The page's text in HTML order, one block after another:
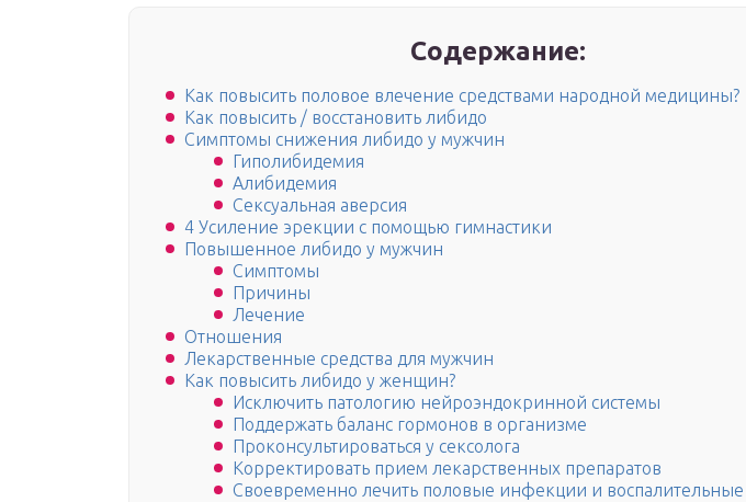
Содержание:
Как повысить половое влечение средствами народной медицины?
Как повысить / восстановить либидо
Симптомы снижения либидо у мужчин
Гиполибидемия
Алибидемия
Сексуальная аверсия
4 Усиление эрекции с помощью гимнастики
Повышенное либидо у мужчин
Симптомы
Причины
Лечение
Отношения
Лекарственные средства для мужчин
Как повысить либидо у женщин?
Исключить патологию нейроэндокринной системы
Поддержать баланс гормонов в организме
Проконсультироваться у сексолога
Корректировать прием лекарственных препаратов
Своевременно лечить половые инфекции и воспалительные